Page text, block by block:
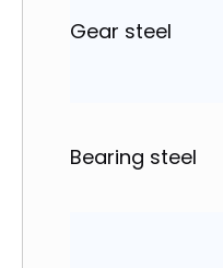
Gear steel
Bearing steel